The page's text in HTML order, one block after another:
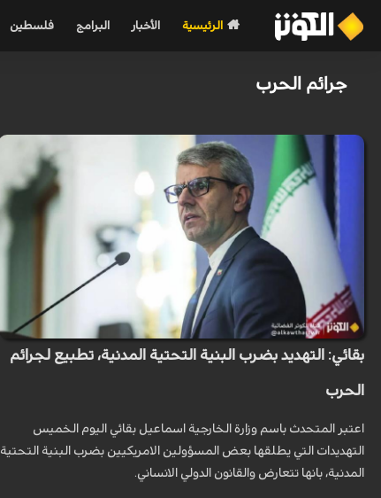
الرئيسية الأخبار البرامج فلسطين
جرائم الحرب
بقائي: التهديد بضرب البنية التحتية المدنية، تطبيع لجرائم
الحرب
اعتبر المتحدث باسم وزارة الخارجية اسماعيل بقائي اليوم الخميس
التهديدات التي يطلقها بعض المسؤولين الامريكيين بضرب البنية التحتية
المدنية، بانها تتعارض والقانون الدولي الانساني.